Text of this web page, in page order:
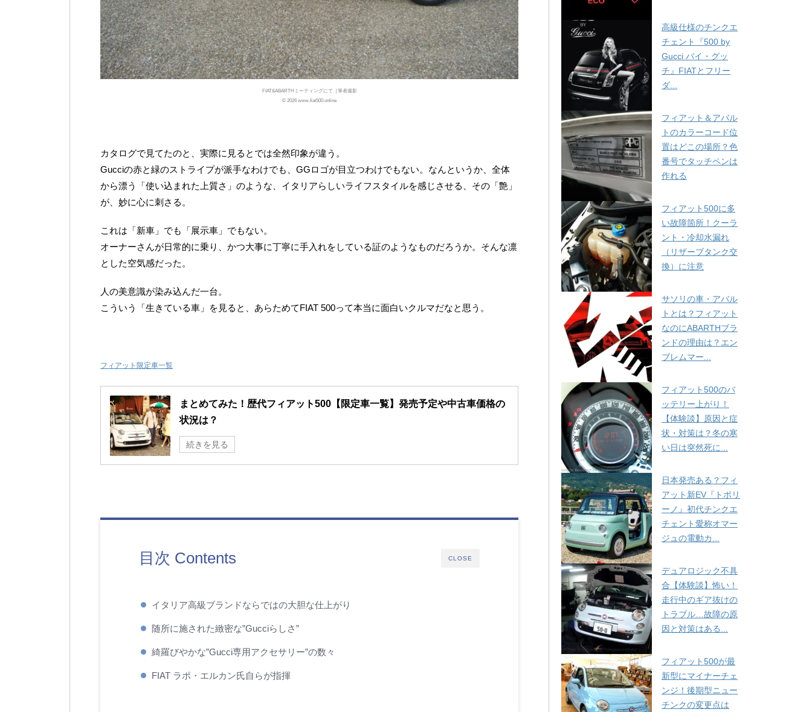
FIAT&ABARTHミーティングにて［筆者撮影
© 2026 www.fiat500.online
カタログで見てたのと、実際に見るとでは全然印象が違う。
Gucciの赤と緑のストライプが派手なわけでも、GGロゴが目立つわけでもない。なんというか、全体
から漂う「使い込まれた上質さ」のような、イタリアらしいライフスタイルを感じさせる、その「艶」
が、妙に心に刺さる。
これは「新車」でも「展示車」でもない。
オーナーさんが日常的に乗り、かつ大事に丁寧に手入れをしている証のようなものだろうか。そんな凛
とした空気感だった。
人の美意識が染み込んだ一台。
こういう「生きている車」を見ると、あらためてFIAT 500って本当に面白いクルマだなと思う。
フィアット限定車一覧
まとめてみた！歴代フィアット500【限定車一覧】発売予定や中古車価格の
状況は？
続きを見る
CLOSE
目次 Contents
イタリア高級ブランドならではの大胆な仕上がり
随所に施された緻密な”Gucciらしさ”
綺羅びやかな”Gucci専用アクセサリー”の数々
FIAT ラポ・エルカン氏自らが指揮
高級仕様のチンクエ
チェント『500 by
Gucci バイ・グッ
チ』FIATとフリー
ダ...
フィアット＆アバル
トのカラーコード位
置はどこの場所？色
番号でタッチペンは
作れる
フィアット500に多
い故障箇所！クーラ
ント・冷却水漏れ
（リザーブタンク交
換）に注意
サソリの車・アバル
トとは？フィアット
なのにABARTHブラ
ンドの理由は？エン
ブレムマー...
フィアット500のバ
ッテリー上がり！
【体験談】原因と症
状・対策は？冬の寒
い日は突然死に...
日本発売ある？フィ
アット新EV『トポリ
ーノ』初代チンクエ
チェント愛称オマー
ジュの電動カ...
デュアロジック不具
合【体験談】怖い！
走行中のギア抜けの
トラブル…故障の原
因と対策はある...
フィアット500が最
新型にマイナーチェ
ンジ！後期型ニュー
チンクの変更点は